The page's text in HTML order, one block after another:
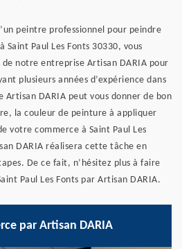
peintre professionnel pour peindre
Paul Les Fonts 30330, vous
notre entreprise Artisan DARIA pour
plusieurs années d’expérience dans
DARIA peut vous donner de bon
la couleur de peinture à appliquer
votre commerce à Saint Paul Les
DARIA réalisera cette tâche en
De ce fait, n’hésitez plus à faire
Paul Les Fonts par Artisan DARIA.
par Artisan DARIA